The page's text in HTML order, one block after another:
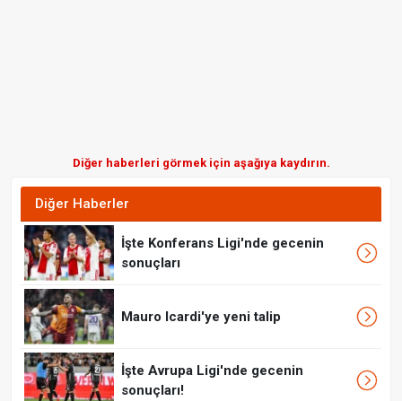
Diğer haberleri görmek için aşağıya kaydırın.
Diğer Haberler
İşte Konferans Ligi'nde gecenin
sonuçları
Mauro Icardi'ye yeni talip
İşte Avrupa Ligi'nde gecenin
sonuçları!